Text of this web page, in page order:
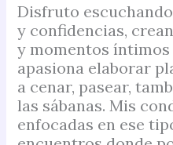
Disfruto
y confidencias,
y momentos íntimos
apasiona elaborar
a cenar, pasear,
las sábanas. Mis
enfocadas en ese